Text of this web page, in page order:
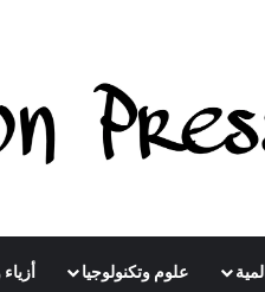
علوم وتكنولوجيا